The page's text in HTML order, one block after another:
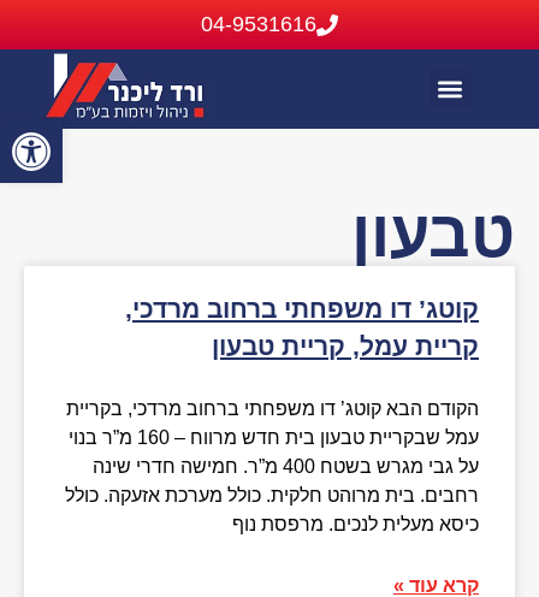
04-9531616
טבעון
קוטג’ דו משפחתי ברחוב מרדכי,
קריית עמל, קריית טבעון
הקודם הבא קוטג’ דו משפחתי ברחוב מרדכי, בקריית
עמל שבקריית טבעון בית חדש מרווח – 160 מ”ר בנוי
על גבי מגרש בשטח 400 מ”ר. חמישה חדרי שינה
רחבים. בית מרוהט חלקית. כולל מערכת אזעקה. כולל
כיסא מעלית לנכים. מרפסת נוף
קרא עוד »